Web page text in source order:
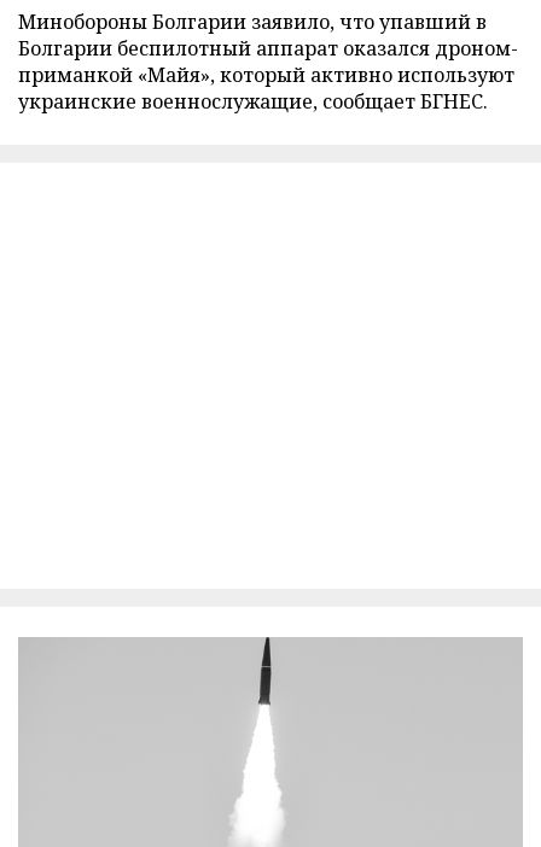
Минобороны Болгарии заявило, что упавший в
Болгарии беспилотный аппарат оказался дроном-
приманкой «Майя», который активно используют
украинские военнослужащие, сообщает БГНЕС.